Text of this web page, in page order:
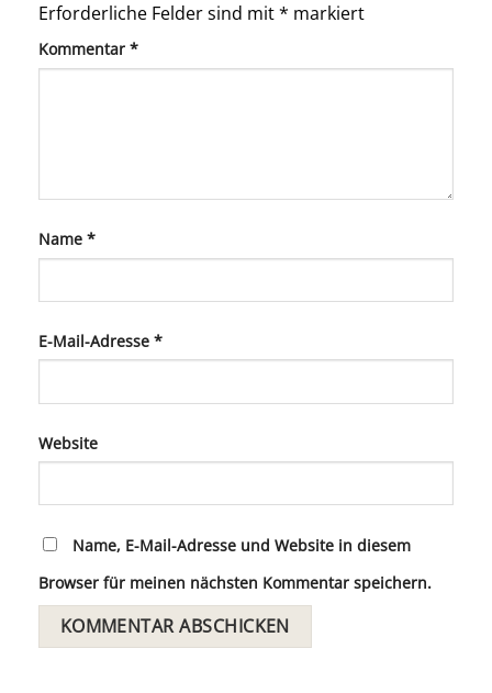
Erforderliche Felder sind mit* markiert
Kommentar *
Name *
E-Mail-Adresse *
Website
Name, E-Mail-Adresse und Website in diesem
Browser für meinen nächsten Kommentar speichern.